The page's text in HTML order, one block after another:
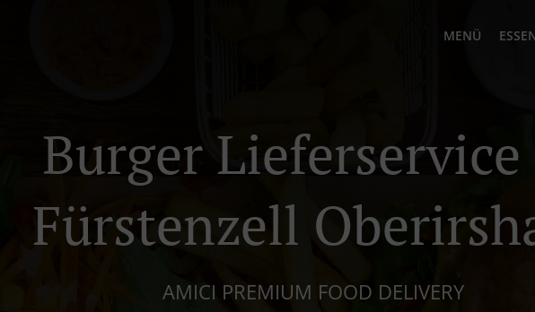
MENÜ
Burger
Fürstenzell
AMICI PREMIUM FOOD DELIVERY